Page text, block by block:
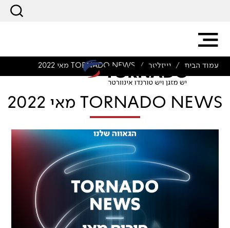
עמוד הבית / ניוזלטר / TORNADO NEWS מאי 2022
TORNADO NEWS מאי 2022